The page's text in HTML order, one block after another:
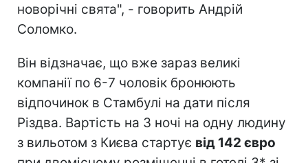
новорічні свята", - говорить Андрій
Соломко.
Він відзначає, що вже зараз великі
компанії по 6-7 чоловік бронюють
відпочинок в Стамбулі на дати після
Різдва. Вартість на 3 ночі на одну людину
з вильотом з Києва стартує від 142 євро